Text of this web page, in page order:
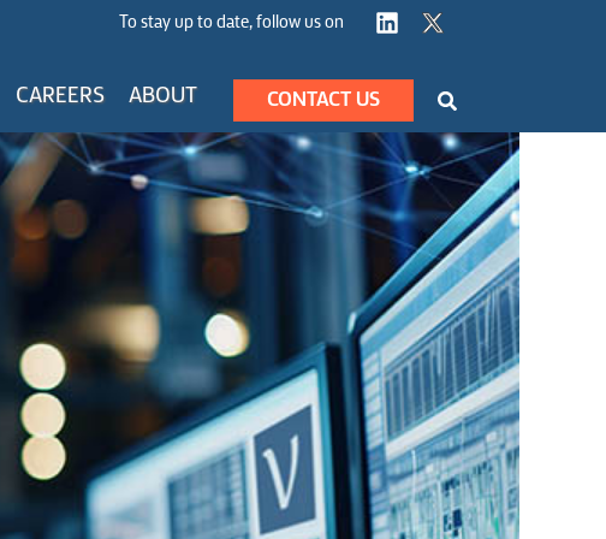
To stay up to date, follow us on
CAREERS ABOUT CONTACT US Search